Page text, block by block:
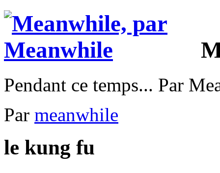
Pendant ce temps... Par
Par meanwhile
le kung fu